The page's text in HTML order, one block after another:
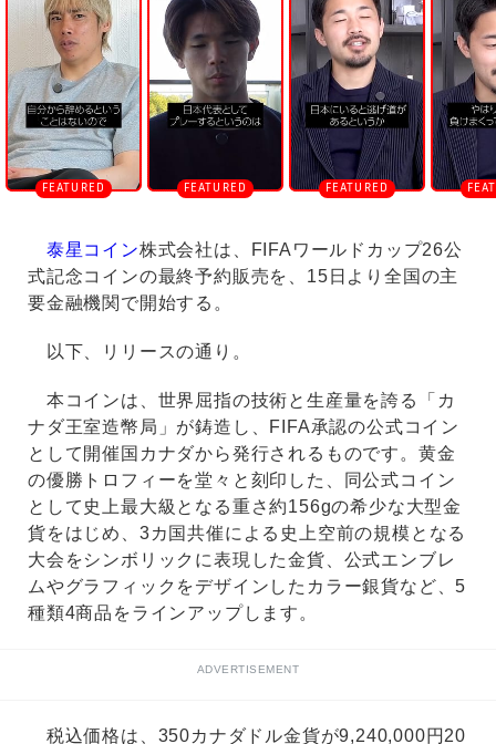
u
t
e
泰星コイン株式会社は、FIFAワールドカップ26公
式記念コインの最終予約販売を、15⽇より全国の主
要⾦融機関で開始する。
以下、リリースの通り。
本コインは、世界屈指の技術と⽣産量を誇る「カ
ナダ王室造幣局」が鋳造し、FIFA承認の公式コイン
として開催国カナダから発⾏されるものです。⻩⾦
の優勝トロフィーを堂々と刻印した、同公式コイン
として史上最⼤級となる重さ約156gの希少な⼤型⾦
貨をはじめ、3カ国共催による史上空前の規模となる
⼤会をシンボリックに表現した⾦貨、公式エンブレ
ムやグラフィックをデザインしたカラー銀貨など、5
種類4商品をラインアップします。
ADVERTISEMENT
税込価格は、350カナダドル⾦貨が9,240,000円20